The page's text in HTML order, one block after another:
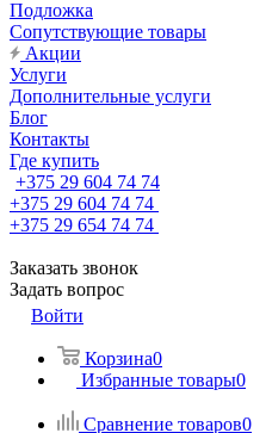
Подложка
Сопутствующие товары
Акции
Услуги
Дополнительные услуги
Блог
Контакты
Где купить
+375 29 604 74 74
+375 29 604 74 74
+375 29 654 74 74
Заказать звонок
Задать вопрос
Войти
Корзина0
Избранные товары0
Сравнение товаров0